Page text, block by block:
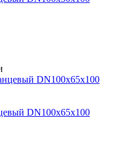
DN100х65х100